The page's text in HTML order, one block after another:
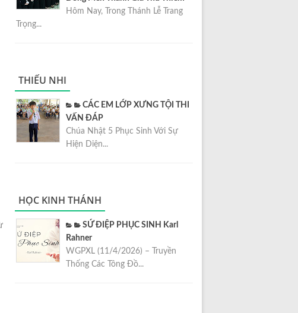
Hôm Nay, Trong Thánh Lễ Trang
Trọng...
THIẾU NHI
CÁC EM LỚP XƯNG TỘI THI
VẤN ĐÁP
Chúa Nhật 5 Phục Sinh Với Sự
Hiện Diện...
HỌC KINH THÁNH
SỨ ĐIỆP PHỤC SINH Karl
Rahner
WGPXL (11/4/2026) – Truyền
Thống Các Tông Đồ...